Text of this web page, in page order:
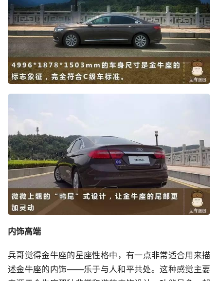
内饰高端
兵哥觉得金牛座的星座性格中，有一点非常适合用来描
述金牛座的内饰——乐于与人和平共处。这种感觉主要